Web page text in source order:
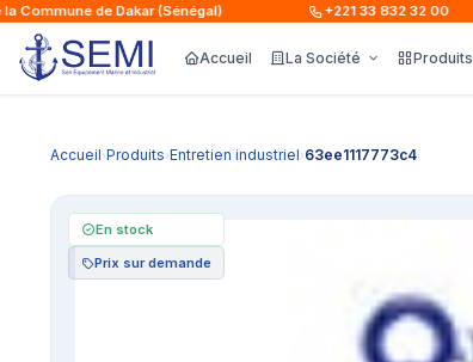
de Dakar (Sénégal) +221 33 832 32 00
Accueil La Société Produits
Accueil›Produits›Entretien industriel›63ee1117773c4
En stock
Prix sur demande